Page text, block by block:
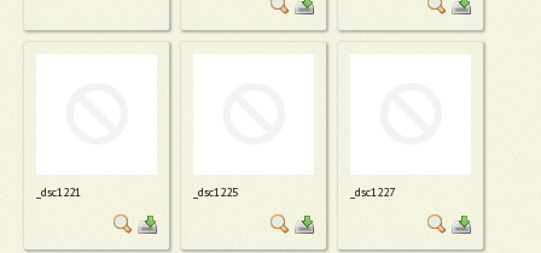
_dsc1221 _dsc1225 _dsc1227